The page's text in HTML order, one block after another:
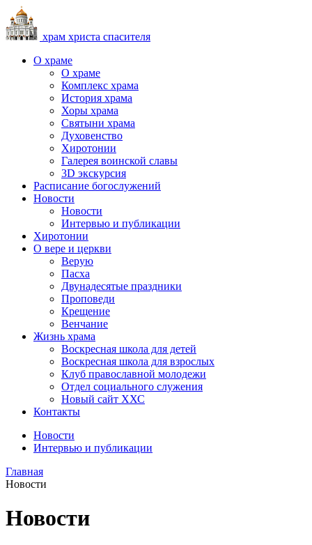
храм христа спасителя
О храме
О храме
Комплекс храма
История храма
Хоры храма
Святыни храма
Духовенство
Хиротонии
Галерея воинской славы
3D экскурсия
Расписание богослужений
Новости
Новости
Интервью и публикации
Хиротонии
О вере и церкви
Верую
Пасха
Двунадесятые праздники
Проповеди
Крещение
Венчание
Жизнь храма
Воскресная школа для детей
Воскресная школа для взрослых
Клуб православной молодежи
Отдел социального служения
Новый сайт ХХС
Контакты
Новости
Интервью и публикации
Главная
Новости
Новости